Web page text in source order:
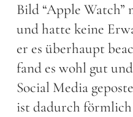
Bild “Apple
und hatte keine
er es überhaupt
fand es wohl gut
Social Media
ist dadurch